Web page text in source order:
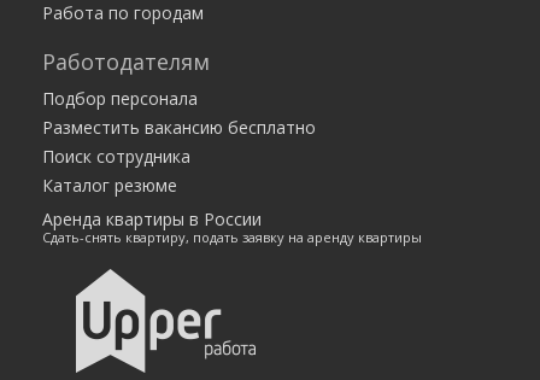
Работа по городам
Работодателям
Подбор персонала
Разместить вакансию бесплатно
Поиск сотрудника
Каталог резюме
Аренда квартиры в России
Сдать-снять квартиру, подать заявку на аренду квартиры